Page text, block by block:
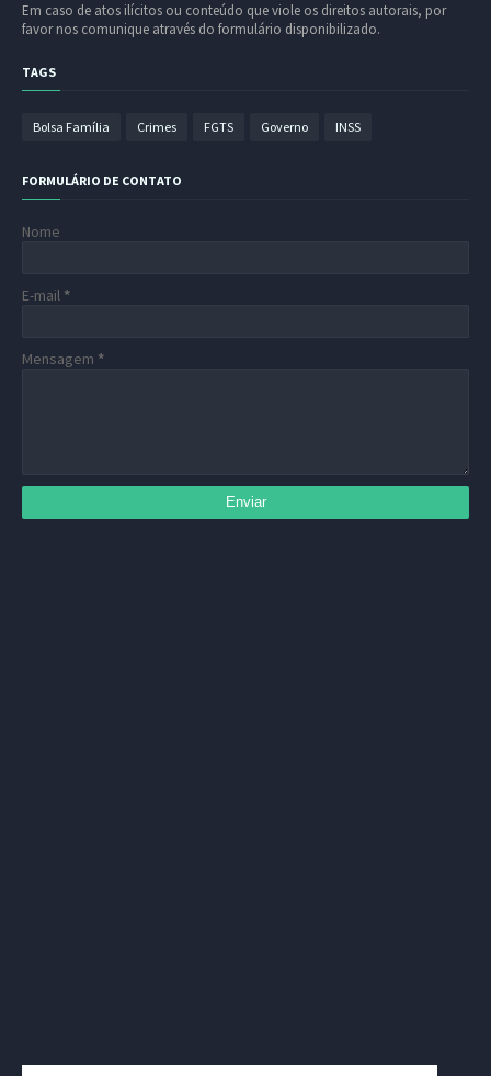
Em caso de atos ilícitos ou conteúdo que viole os direitos autorais, por
favor nos comunique através do formulário disponibilizado.
TAGS
Bolsa Família Crimes FGTS Governo INSS
FORMULÁRIO DE CONTATO
Nome
E-mail *
Mensagem *